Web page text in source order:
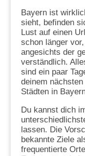
Bayern ist
sieht, befinden
Lust auf einen
schon länger
angesichts der
verständlich.
sind ein paar
deinem
Städten in
Du kannst dich
lassen. Die
bekannte Ziele
frequentierte